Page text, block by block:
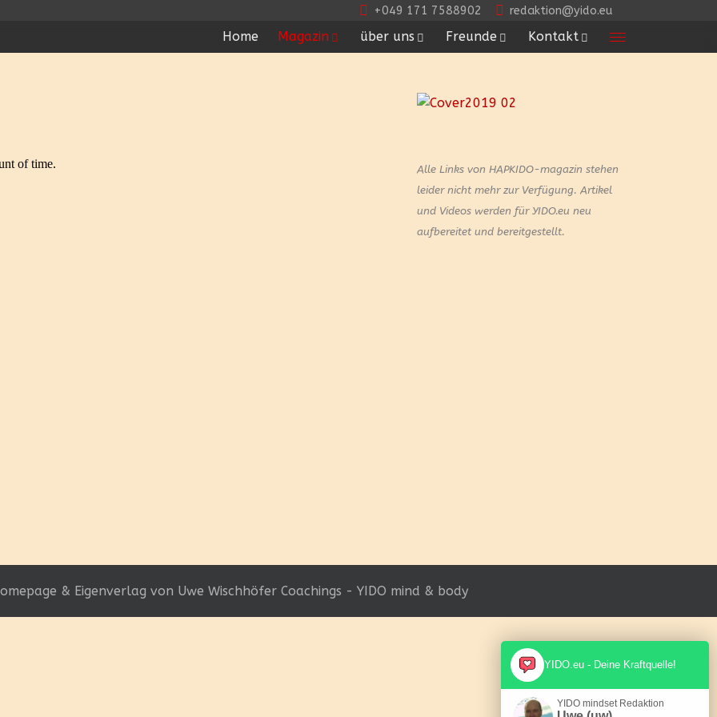
+049 171 7588902 redaktion@yido.eu
Home Magazin über uns Freunde Kontakt
Alle Links von HAPKIDO-magazin stehen
leider nicht mehr zur Verfügung. Artikel
und Videos werden für YIDO.eu neu
aufbereitet und bereitgestellt.
& Eigenverlag von Uwe Wischhöfer Coachings - YIDO mind & body
YIDO.eu - Deine Kraftquelle!
YIDO mindset Redaktion